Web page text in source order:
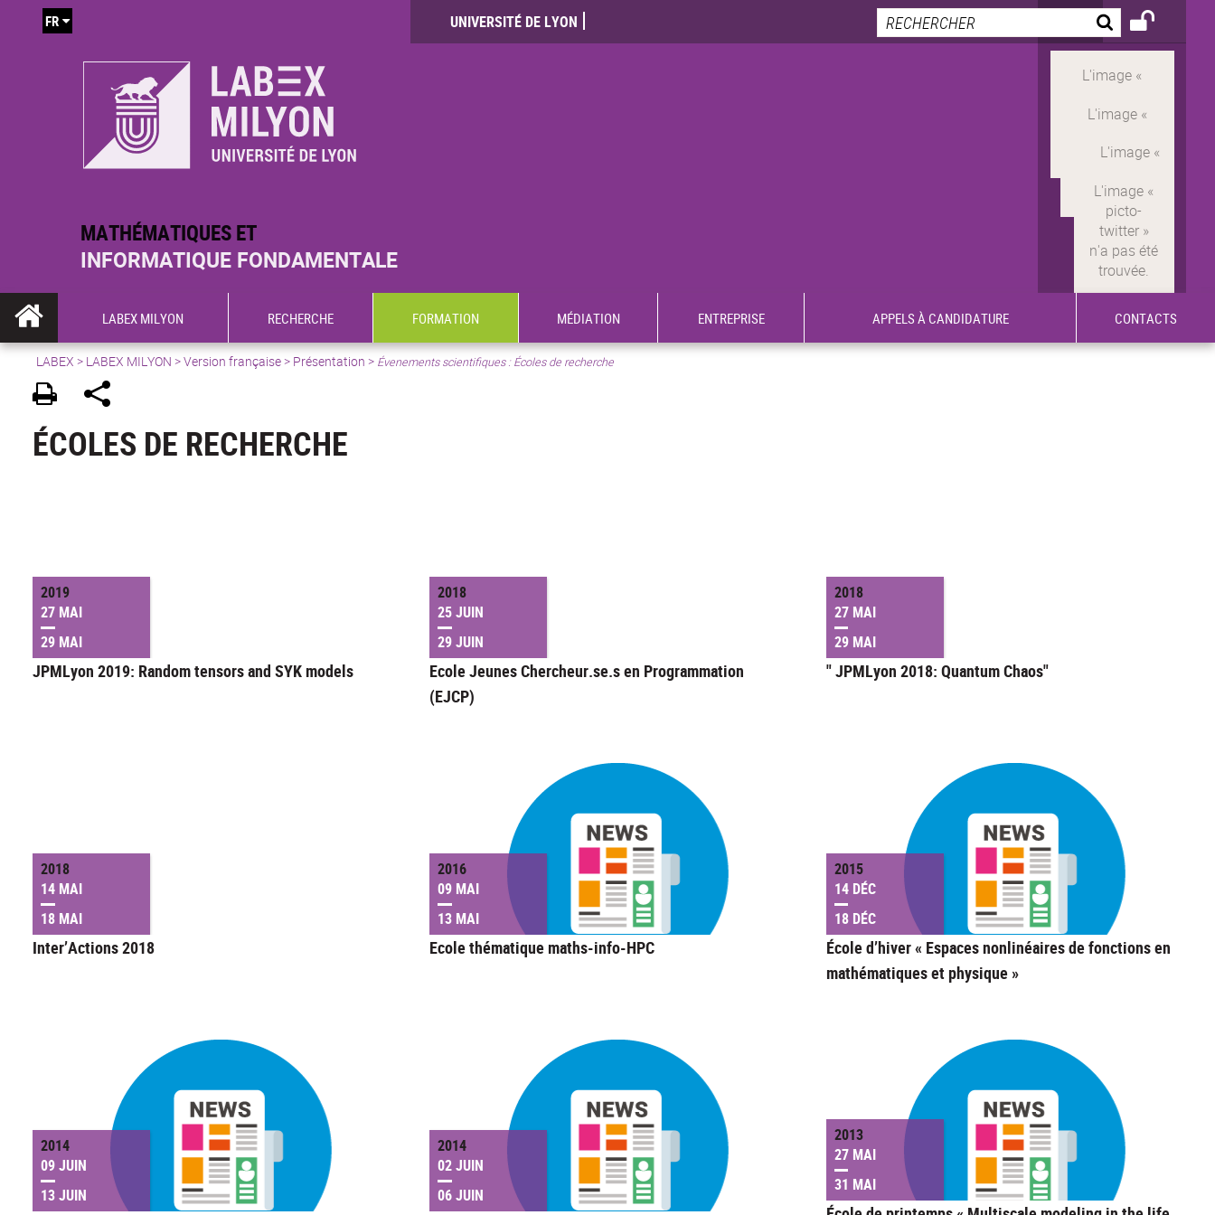
MATHÉMATIQUES ET
INFORMATIQUE FONDAMENTALE
UNIVERSITÉ DE LYON
FR
LABEX MILYON RECHERCHE FORMATION MÉDIATION ENTREPRISE APPELS À CANDIDATURE CONTACTS
LABEX > LABEX MILYON >Version française> Présentation > Évenements scientifiques : Écoles de recherche
ÉCOLES DE RECHERCHE
2019
27 MAI
29 MAI
JPMLyon 2019: Random tensors and SYK models
2018
25 JUIN
29 JUIN
Ecole Jeunes Chercheur.se.s en Programmation
(EJCP)
2018
27 MAI
29 MAI
" JPMLyon 2018: Quantum Chaos"
2018
14 MAI
18 MAI
Inter’Actions 2018
2016
09 MAI
13 MAI
Ecole thématique maths-info-HPC
2015
14 DÉC
18 DÉC
École d’hiver « Espaces nonlinéaires de fonctions en
mathématiques et physique »
2014
09 JUIN
13 JUIN
2014
02 JUIN
06 JUIN
2013
27 MAI
31 MAI